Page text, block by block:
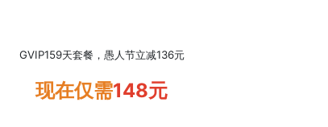
GVIP159天套餐， 愚人节立减136元
现在仅需148元